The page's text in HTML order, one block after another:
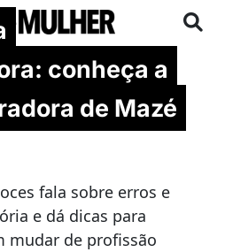
conheça a
de Mazé
fala sobre erros e
e dá dicas para
mudar de profissão